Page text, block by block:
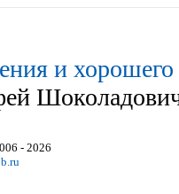
и хорошего
- 2026